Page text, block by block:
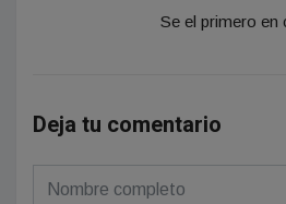
Se el primero en
Deja tu comentario